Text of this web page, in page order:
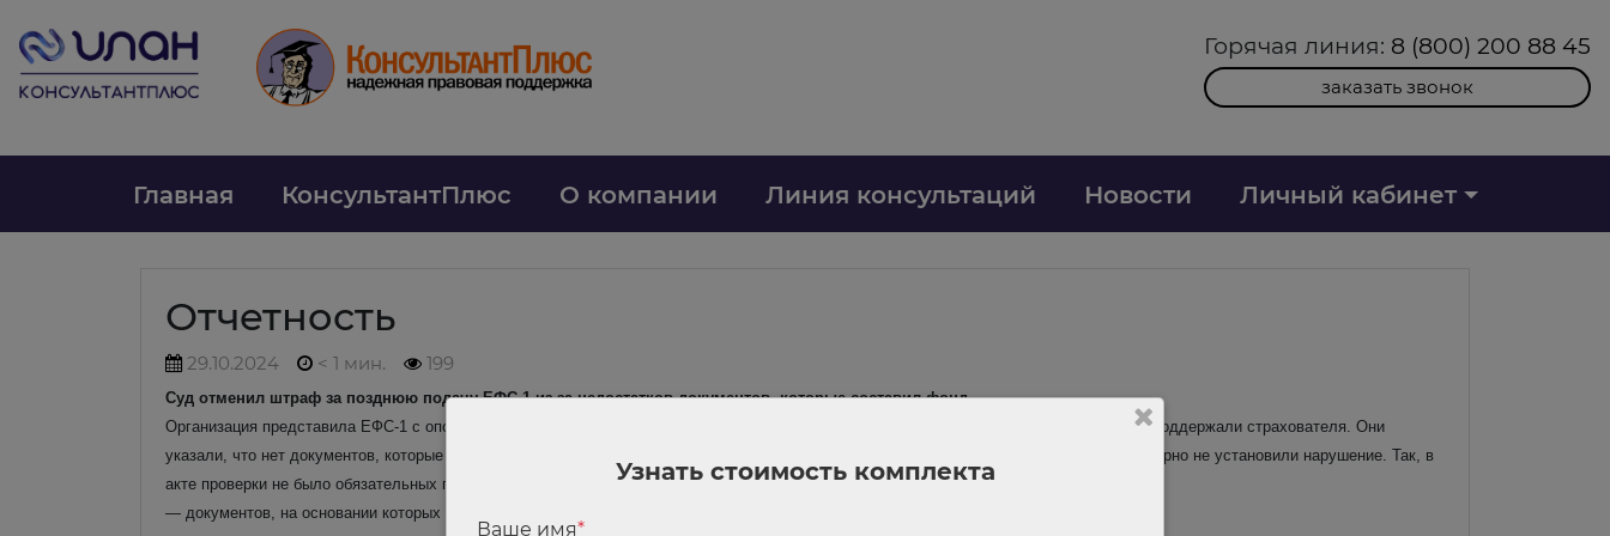
Горячая линия: 8 (800) 200 88 45
заказать звонок
Главная КонсультантПлюс О компании Линия консультаций Новости Личный кабинет
Отчетность
29.10.2024 < 1 мин. 199
Суд отменил штраф за позднюю подачу ЕФС-1 из-за недостатков документов, которые составил фонд
Организация представила ЕФС-1 с опозданием. СФР начислил штраф. Первая инстанция с этим согласилась. Апелляция и кассация поддержали страхователя. Они
указали, что нет документов, которые подтверждают нарушение. Акт о нарушении и решение о привлечении к ответственности достоверно не установили нарушение. Так, в
акте проверки не было обязательных позиций:
— документов, на основании которых выявлено нарушение;
Узнать стоимость комплекта
Ваше имя*